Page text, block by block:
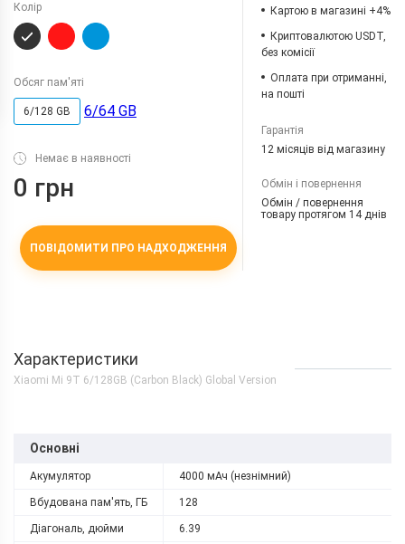
Колір
Обсяг пам'яті
6/128 GB 6/64 GB
Немає в наявності
0 грн
ПОВІДОМИТИ ПРО НАДХОДЖЕННЯ
Картою в магазині +4%
Криптовалютою USDT,
без комісії
Оплата при отриманні,
на пошті
Гарантія
12 місяців від магазину
Обмін і повернення
Обмін / повернення
товару протягом 14 днів
Характеристики
Xiaomi Mi 9T 6/128GB (Carbon Black) Global Version
Основні
Акумулятор 4000 мАч (незнімний)
Вбудована пам'ять, ГБ 128
Діагональ, дюйми 6.39